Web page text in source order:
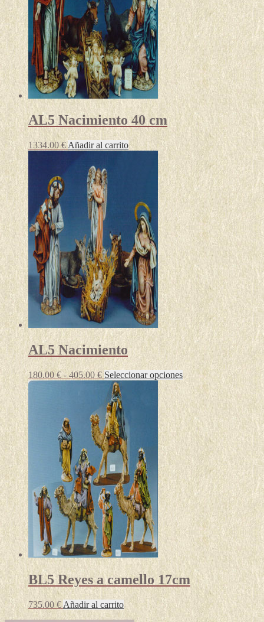
AL5 Nacimiento 40 cm
1334.00€ Añadir al carrito
AL5 Nacimiento
180.00€ - 405.00 €Rango
precios:
desde
180.00 €
hasta
405.00 €
Seleccionar opcionesEste
producto
tiene
múltiples
variantes.
opciones
se
pueden
elegir
en
la
página
de
producto
BL5 Reyes a camello 17cm
735.00 € Añadir al carrito